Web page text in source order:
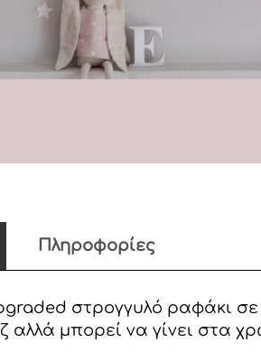
Πληροφορίες
στρογγυλό ραφάκι
αλλά μπορεί να γίνει στα